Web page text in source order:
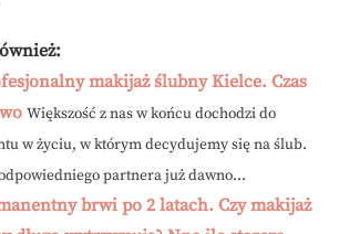
makijaż ślubny Kielce. Czas
Większość z nas w końcu dochodzi do
w życiu, w którym decydujemy się na ślub.
partnera już dawno...
brwi po 2 latach. Czy makijaż